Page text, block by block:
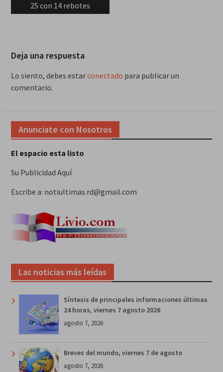
25 con 14 rebotes
Deja una respuesta
Lo siento, debes estarconectado para publicar un
comentario.
Anunciate con Nosotros
El espacio esta listo
Su Publicidad Aquí
Escribe a: notiultimas.rd@gmail.com
Las noticias más leídas
Síntesis de principales informaciones últimas
24 horas, viernes 7 agosto 2026
agosto 7, 2026
Breves del mundo, viernes 7 de agosto
agosto 7, 2026